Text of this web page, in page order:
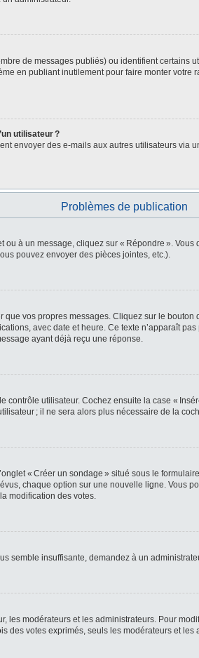
de messages publiés) ou identifient
en publiant inutilement pour faire monter
utilisateur ?
envoyer des e-mails aux autres utilisateurs
Problèmes de publication
à un message, cliquez sur « Répondre ».
pouvez envoyer des pièces jointes, etc.).
vos propres messages. Cliquez sur le
avec date et heure. Ce texte n’apparaît
ayant déjà reçu une réponse.
utilisateur. Cochez ensuite la case «
; il ne sera alors plus nécessaire de la
« Créer un sondage » situé sous le
chaque option sur une nouvelle ligne. Vous
modification des votes.
semble insuffisante, demandez à un
modérateurs et les administrateurs. Pour
des votes exprimés, seuls les modérateurs et